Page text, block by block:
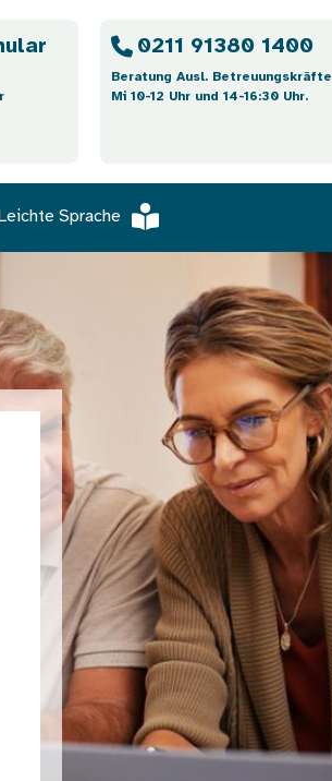
0211 91380 1400
Beratung Ausl. Betreuungskräfte
Mi 10-12 Uhr und 14-16:30 Uhr.
Leichte Sprache